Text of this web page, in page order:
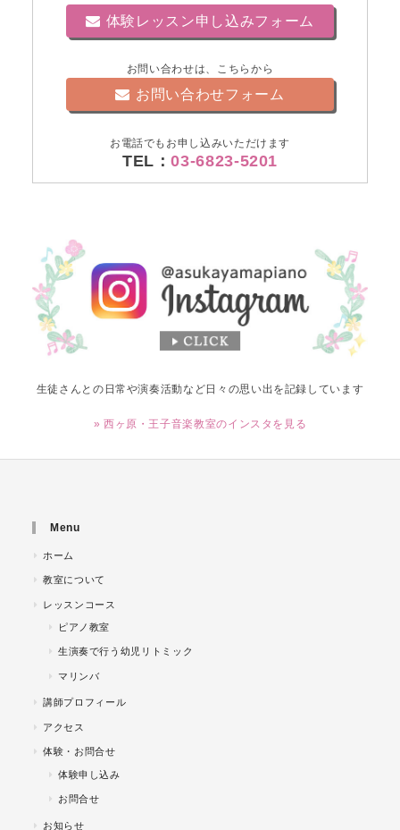
体験レッスン申し込みフォーム
お問い合わせは、こちらから
お問い合わせフォーム
お電話でもお申し込みいただけます
TEL：03-6823-5201
生徒さんとの日常や演奏活動など日々の思い出を記録しています
» 西ヶ原・王子音楽教室のインスタを見る
Menu
ホーム
教室について
レッスンコース
ピアノ教室
生演奏で行う幼児リトミック
マリンバ
講師プロフィール
アクセス
体験・お問合せ
体験申し込み
お問合せ
お知らせ